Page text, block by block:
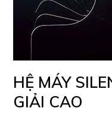
HỆ MÁY
GIẢI CAO